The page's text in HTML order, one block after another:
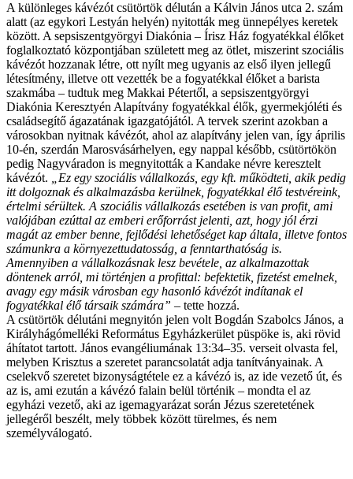
A különleges kávézót csütörtök délután a Kálvin János utca 2. szám
alatt (az egykori Lestyán helyén) nyitották meg ünnepélyes keretek
között. A sepsiszentgyörgyi Diakónia – Írisz Ház fogyatékkal élőket
foglalkoztató központjában született meg az ötlet, miszerint szociális
kávézót hozzanak létre, ott nyílt meg ugyanis az első ilyen jellegű
létesítmény, illetve ott vezették be a fogyatékkal élőket a barista
szakmába – tudtuk meg Makkai Pétertől, a sepsiszentgyörgyi
Diakónia Keresztyén Alapítvány fogyatékkal élők, gyermekjóléti és
családsegítő ágazatának igazgatójától. A tervek szerint azokban a
városokban nyitnak kávézót, ahol az alapítvány jelen van, így április
10-én, szerdán Marosvásárhelyen, egy nappal később, csütörtökön
pedig Nagyváradon is megnyitották a Kandake névre keresztelt
kávézót.
„Ez egy szociális vállalkozás, egy kft. működteti, akik pedig
itt dolgoznak és alkalmazásba kerülnek, fogyatékkal élő testvéreink,
értelmi sérültek. A szociális vállalkozás esetében is van profit, ami
valójában ezúttal az emberi erőforrást jelenti, azt, hogy jól érzi
magát az ember benne, fejlődési lehetőséget kap általa, illetve fontos
számunkra a környezettudatosság, a fenntarthatóság is.
Amennyiben a vállalkozásnak lesz bevétele, az alkalmazottak
döntenek arról, mi történjen a profittal: befektetik, fizetést emelnek,
avagy egy másik városban egy hasonló kávézót indítanak el
fogyatékkal élő társaik számára” – tette hozzá.
A csütörtök délutáni megnyitón jelen volt Bogdán Szabolcs János, a
Királyhágómelléki Református Egyházkerület püspöke is, aki rövid
áhítatot tartott. János evangéliumának 13:34–35. verseit olvasta fel,
melyben Krisztus a szeretet parancsolatát adja tanítványainak. A
cselekvő szeretet bizonyságtétele ez a kávézó is, az ide vezető út, és
az is, ami ezután a kávézó falain belül történik – mondta el az
egyházi vezető, aki az igemagyarázat során Jézus szeretetének
jellegéről beszélt, mely többek között türelmes, és nem
személyválogató.